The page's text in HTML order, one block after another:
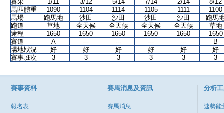
賽果
1/11 3/12 5/14 7/14 2/14
8/12
馬匹體重
1090 1104 1114 1105 1111
1100
馬場
跑馬地 沙田 沙田 沙田 沙田
跑馬
跑道
草地 全天候 全天候 全天候 全天候
草地
途程
1650 1650 1650 1650 1650
1650
賽道
A --- --- --- ---
B
場地狀況
好 好 好 好 好
好
賽事班次
3 3 3 3 3 3
賽事資料
報名表
賽馬消息及資訊
賽馬消息
分析
速勢能